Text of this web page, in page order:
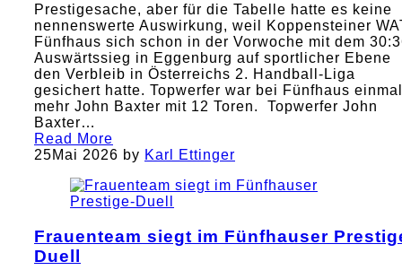
Prestigesache, aber für die Tabelle hatte es keine
nennenswerte Auswirkung, weil Koppensteiner
Fünfhaus sich schon in der Vorwoche mit dem
Auswärtssieg in Eggenburg auf sportlicher Ebene
den Verbleib in Österreichs 2. Handball-Liga
gesichert hatte. Topwerfer war bei Fünfhaus einmal
mehr John Baxter mit 12 Toren. Topwerfer John
Baxter…
Read More
25Mai 2026 by Karl Ettinger
Frauenteam siegt im Fünfhauser
Duell